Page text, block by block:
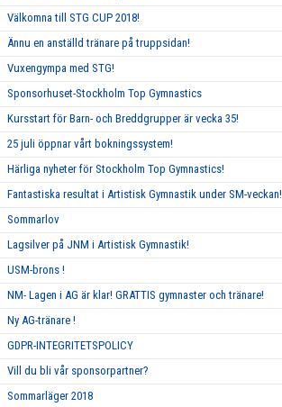
Välkomna till STG CUP 2018!
Ännu en anställd tränare på truppsidan!
Vuxengympa med STG!
Sponsorhuset-Stockholm Top Gymnastics
Kursstart för Barn- och Breddgrupper är vecka 35!
25 juli öppnar vårt bokningssystem!
Härliga nyheter för Stockholm Top Gymnastics!
Fantastiska resultat i Artistisk Gymnastik under SM-veckan!
Sommarlov
Lagsilver på JNM i Artistisk Gymnastik!
USM-brons !
NM- Lagen i AG är klar! GRATTIS gymnaster och tränare!
Ny AG-tränare !
GDPR-INTEGRITETSPOLICY
Vill du bli vår sponsorpartner?
Sommarläger 2018